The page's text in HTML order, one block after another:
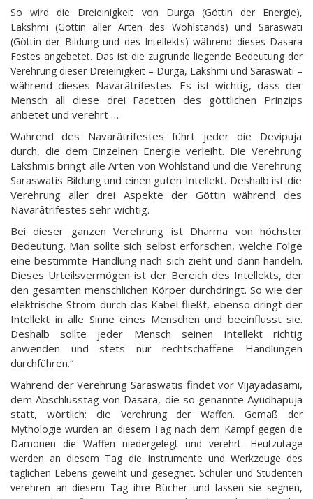
So wird die Dreieinigkeit von Durga (Göttin der Energie),
Lakshmi (Göttin aller Arten des Wohlstands) und Saraswati
(Göttin der Bildung und des Intellekts) während dieses Dasara
Festes angebetet. Das ist die zugrunde liegende Bedeutung der
Verehrung dieser Dreieinigkeit – Durga, Lakshmi und Saraswati –
während dieses Navarâtrifestes. Es ist wichtig, dass der
Mensch all diese drei Facetten des göttlichen Prinzips
anbetet und verehrt …
Während des Navarâtrifestes führt jeder die Devipuja
durch, die dem Einzelnen Energie verleiht. Die Verehrung
Lakshmis bringt alle Arten von Wohlstand und die Verehrung
Saraswatis Bildung und einen guten Intellekt. Deshalb ist die
Verehrung aller drei Aspekte der Göttin während des
Navarâtrifestes sehr wichtig.
Bei dieser ganzen Verehrung ist Dharma von höchster
Bedeutung. Man sollte sich selbst erforschen, welche Folge
eine bestimmte Handlung nach sich zieht und dann handeln.
Dieses Urteilsvermögen ist der Bereich des Intellekts, der
den gesamten menschlichen Körper durchdringt. So wie der
elektrische Strom durch das Kabel fließt, ebenso dringt der
Intellekt in alle Sinne eines Menschen und beeinflusst sie.
Deshalb sollte jeder Mensch seinen Intellekt richtig
anwenden und stets nur rechtschaffene Handlungen
durchführen.“
Während der Verehrung Saraswatis findet vor Vijayadasami,
dem Abschlusstag von Dasara, die so genannte Ayudhapuja
statt, wörtlich: die Verehrung der Waffen. Gemäß der
Mythologie wurden an diesem Tag nach dem Kampf gegen die
Dämonen die Waffen niedergelegt und verehrt. Heutzutage
werden an diesem Tag die Instrumente und Werkzeuge des
täglichen Lebens geweiht und gesegnet. Schüler und Studenten
verehren an diesem Tag ihre Bücher und lassen sie segnen,